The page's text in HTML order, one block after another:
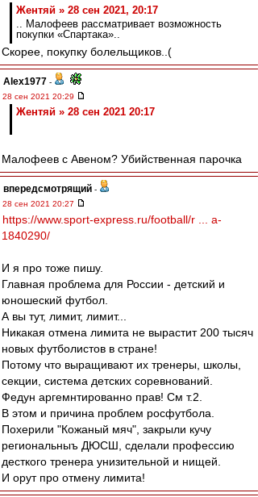
Жентяй » 28 сен 2021, 20:17
.. Малофеев рассматривает возможность
покупки «Спартака»..
Скорее, покупку болельщиков..(
Alex1977 -
28 сен 2021 20:29
Жентяй » 28 сен 2021 20:17
Малофеев с Авеном? Убийственная парочка
впередсмотрящий -
28 сен 2021 20:27
https://www.sport-express.ru/football/r ... a-
1840290/
И я про тоже пишу.
Главная проблема для России - детский и
юношеский футбол.
А вы тут, лимит, лимит...
Никакая отмена лимита не вырастит 200 тысяч
новых футболистов в стране!
Потому что выращивают их тренеры, школы,
секции, система детских соревнований.
Федун аргемнтированно прав! См т.2.
В этом и причина проблем росфутбола.
Похерили "Кожаный мяч", закрыли кучу
региональныъ ДЮСШ, сделали профессию
десткого тренера унизительной и нищей.
И орут про отмену лимита!